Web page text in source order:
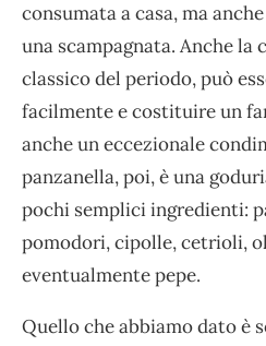
consumata a casa, ma
una scampagnata. Anche la
classico del periodo, può
facilmente e costituire un
anche un eccezionale
panzanella, poi, è una
pochi semplici ingredienti:
pomodori, cipolle, cetrioli,
eventualmente pepe.
Quello che abbiamo dato è